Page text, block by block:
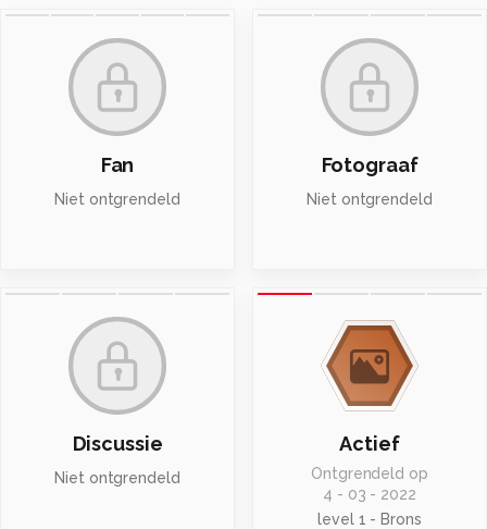
Fan
Niet ontgrendeld
Fotograaf
Niet ontgrendeld
Discussie
Niet ontgrendeld
Actief
Ontgrendeld op
4 - 03 - 2022
level 1 - Brons